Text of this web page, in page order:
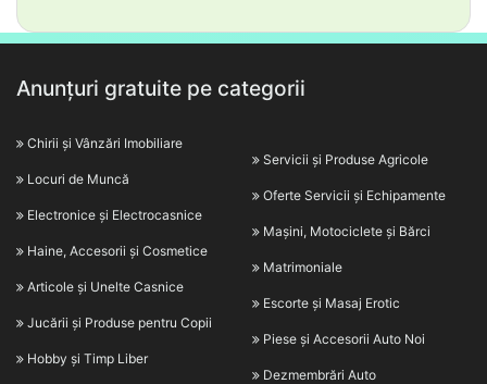
Anunțuri gratuite pe categorii
Chirii și Vânzări Imobiliare
Locuri de Muncă
Electronice și Electrocasnice
Haine, Accesorii și Cosmetice
Articole și Unelte Casnice
Jucării și Produse pentru Copii
Hobby și Timp Liber
Servicii și Produse Agricole
Oferte Servicii și Echipamente
Mașini, Motociclete și Bărci
Matrimoniale
Escorte și Masaj Erotic
Piese și Accesorii Auto Noi
Dezmembrări Auto